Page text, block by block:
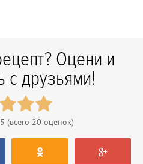
Оцени и
с друзьями!
(всего 20 оценок)